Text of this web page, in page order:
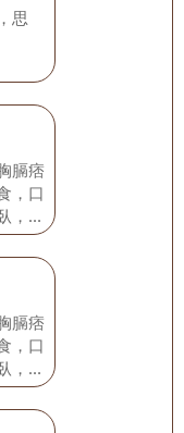
思
膈痞
，口
，苔
膈痞
，口
，苔